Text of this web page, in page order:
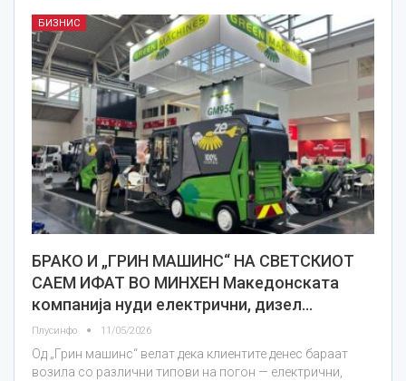
БИЗНИС
БРАКО И „ГРИН МАШИНС“ НА СВЕТСКИОТ
САЕМ ИФАТ ВО МИНХЕН Македонската
компанија нуди електрични, дизел…
Плусинфо 11/05/2026
Од „Грин машинс“ велат дека клиентите денес бараат
возила со различни типови на погон — електрични,